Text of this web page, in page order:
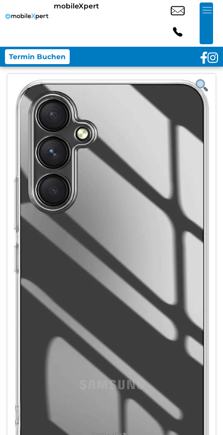
mobileXpert
Termin Buchen